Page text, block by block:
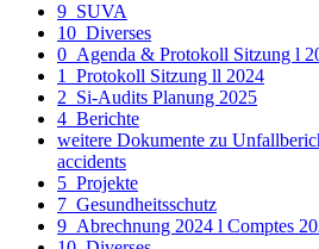
9_SUVA
10_Diverses
0_Agenda & Protokoll Sitzung l
1_Protokoll Sitzung ll 2024
2_Si-Audits Planung 2025
4_Berichte
weitere Dokumente zu
accidents
5_Projekte
7_Gesundheitsschutz
9_Abrechnung 2024 l Comptes